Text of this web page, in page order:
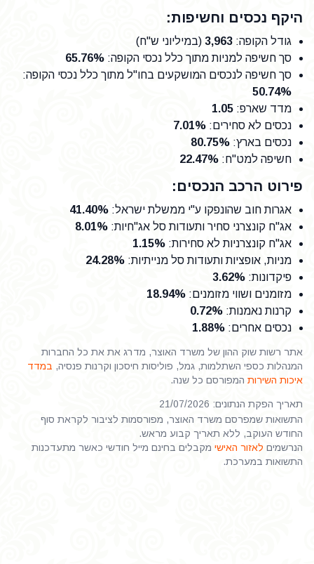
היקף נכסים וחשיפות:
גודל הקופה:
3,963 (במיליוני ש"ח)
סך חשיפה למניות מתוך כלל נכסי הקופה:
65.76%
סך חשיפה לנכסים המושקעים בחו"ל מתוך כלל נכסי הקופה:
50.74%
מדד שארפ:
1.05
נכסים לא סחירים:
7.01%
נכסים בארץ:
80.75%
חשיפה למט"ח:
22.47%
פירוט הרכב הנכסים:
אגרות חוב שהונפקו ע"י ממשלת ישראל:
41.40%
אג"ח קונצרני סחיר ותעודות סל אג"חיות:
8.01%
אג"ח קונצרניות לא סחירות:
1.15%
מניות, אופציות ותעודות סל מנייתיות:
24.28%
פיקדונות:
3.62%
מזומנים ושווי מזומנים:
18.94%
קרנות נאמנות:
0.72%
נכסים אחרים:
1.88%
אתר רשות שוק ההון של משרד האוצר, מדרג את את כל החברות
המנהלות כספי השתלמות, גמל, פוליסות חיסכון וקרנות פנסיה, במדד
איכות השירות המפורסם כל שנה.
תאריך הפקת הנתונים: 21/07/2026
התשואות שמפרסם משרד האוצר, מפורסמות לציבור לקראת סוף
החודש העוקב, ללא תאריך קבוע מראש.
הנרשמים לאזור האישי מקבלים בחינם מייל חודשי כאשר מתעדכנות
התשואות במערכת.